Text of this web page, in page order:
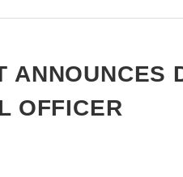
ANNOUNCES
OFFICER